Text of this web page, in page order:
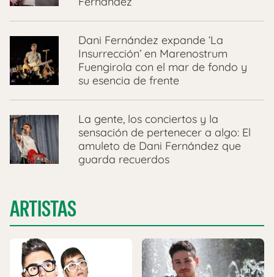
Dani Fernández expande ‘La
Insurrección’ en Marenostrum
Fuengirola con el mar de fondo y
su esencia de frente
La gente, los conciertos y la
sensación de pertenecer a algo: El
amuleto de Dani Fernández que
guarda recuerdos
ARTISTAS